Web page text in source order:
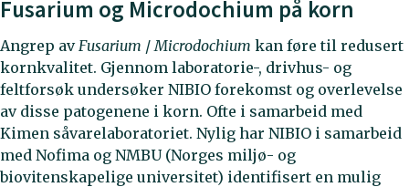
Fusarium og Microdochium på korn
Angrep avFusarium /Microdochium kan føre til redusert
kornkvalitet. Gjennom laboratorie-, drivhus- og
feltforsøk undersøker NIBIO forekomst og overlevelse
av disse patogenene i korn. Ofte i samarbeid med
Kimen såvarelaboratoriet. Nylig har NIBIO i samarbeid
med Nofima og NMBU (Norges miljø- og
biovitenskapelige universitet) identifisert en mulig